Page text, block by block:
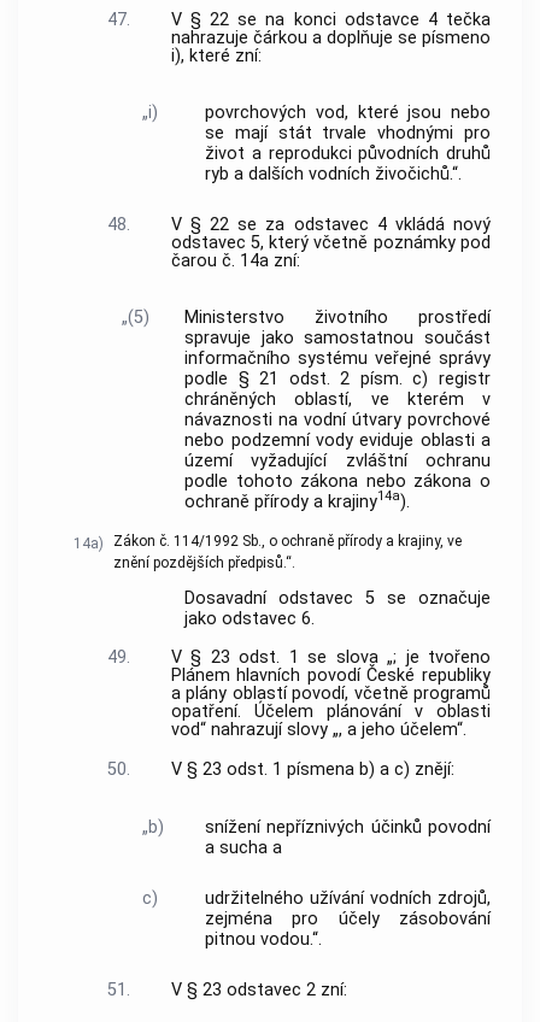
47.
V § 22 se na konci odstavce 4 tečka
nahrazuje čárkou a doplňuje se písmeno
i), které zní:
„i)
povrchových vod, které jsou nebo
se mají stát trvale vhodnými pro
život a reprodukci původních druhů
ryb a dalších vodních živočichů.“.
48.
V § 22 se za odstavec 4 vkládá nový
odstavec 5, který včetně poznámky pod
čarou č. 14a zní:
„(5)
Ministerstvo životního prostředí
spravuje jako samostatnou součást
informačního systému veřejné správy
podle § 21 odst. 2 písm. c) registr
chráněných oblastí, ve kterém v
návaznosti na vodní útvary povrchové
nebo podzemní vody eviduje oblasti a
území vyžadující zvláštní ochranu
podle tohoto zákona nebo zákona o
ochraně přírody a krajiny14a).
14a)
Zákon č. 114/1992 Sb., o ochraně přírody a krajiny, ve
znění pozdějších předpisů.“.
Dosavadní odstavec 5 se označuje
jako odstavec 6.
49.
V § 23 odst. 1 se slova „; je tvořeno
Plánem hlavních povodí České republiky
a plány oblastí povodí, včetně programů
opatření. Účelem plánování v oblasti
vod“ nahrazují slovy „, a jeho účelem“.
50.
V § 23 odst. 1 písmena b) a c) znějí:
„b)
snížení nepříznivých účinků povodní
a sucha a
c)
udržitelného užívání vodních zdrojů,
zejména pro účely zásobování
pitnou vodou.“.
51. V § 23 odstavec 2 zní: